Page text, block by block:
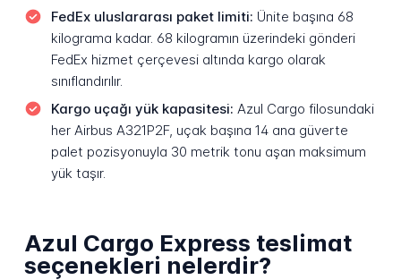
FedEx uluslararası paket limiti: Ünite başına 68
kilograma kadar. 68 kilogramın üzerindeki gönderi
FedEx hizmet çerçevesi altında kargo olarak
sınıflandırılır.
Kargo uçağı yük kapasitesi: Azul Cargo filosundaki
her Airbus A321P2F, uçak başına 14 ana güverte
palet pozisyonuyla 30 metrik tonu aşan maksimum
yük taşır.
Azul Cargo Express teslimat
seçenekleri nelerdir?